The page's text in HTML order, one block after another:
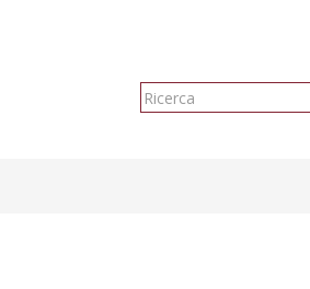
Form